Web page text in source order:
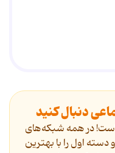
دنبال کنید
است! در همه شبکه‌های
اول را با بهترین